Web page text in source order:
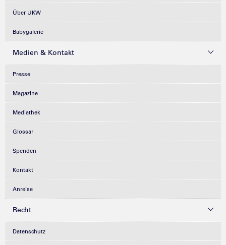
Über UKW
Babygalerie
Medien & Kontakt
Presse
Magazine
Mediathek
Glossar
Spenden
Kontakt
Anreise
Recht
Datenschutz